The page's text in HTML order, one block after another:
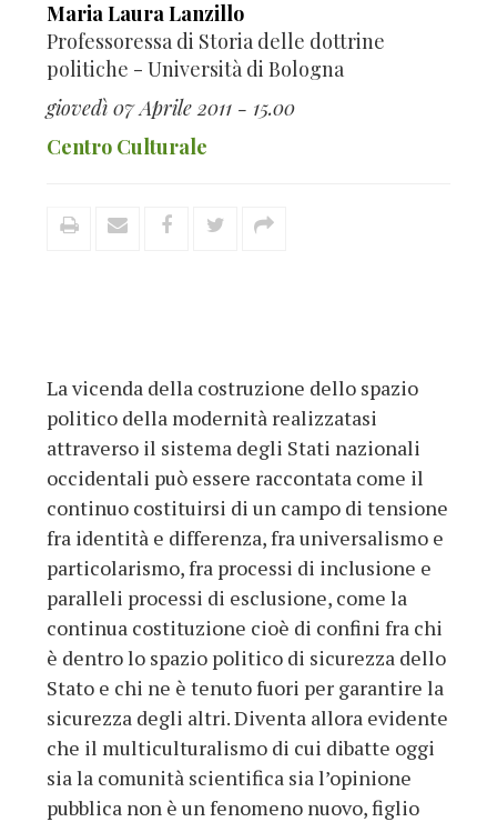
Maria Laura Lanzillo
Professoressa di Storia delle dottrine
politiche - Università di Bologna
giovedì 07 Aprile 2011 - 15.00
Centro Culturale
La vicenda della costruzione dello spazio
politico della modernità realizzatasi
attraverso il sistema degli Stati nazionali
occidentali può essere raccontata come il
continuo costituirsi di un campo di tensione
fra identità e differenza, fra universalismo e
particolarismo, fra processi di inclusione e
paralleli processi di esclusione, come la
continua costituzione cioè di confini fra chi
è dentro lo spazio politico di sicurezza dello
Stato e chi ne è tenuto fuori per garantire la
sicurezza degli altri. Diventa allora evidente
che il multiculturalismo di cui dibatte oggi
sia la comunità scientifica sia l’opinione
pubblica non è un fenomeno nuovo, figlio